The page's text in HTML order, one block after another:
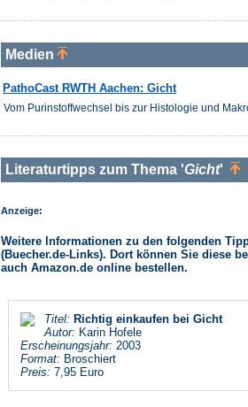
Medien
PathoCast RWTH Aachen: Gicht
Vom Purinstoffwechsel bis zur Histologie und
Literaturtipps zum Thema 'Gicht'
Anzeige:
Weitere Informationen zu den folgenden
(Buecher.de-Links). Dort können Sie diese
auch Amazon.de online bestellen.
Titel: Richtig einkaufen bei Gicht
Autor: Karin Hofele
Erscheinungsjahr: 2003
Format: Broschiert
Preis: 7,95 Euro